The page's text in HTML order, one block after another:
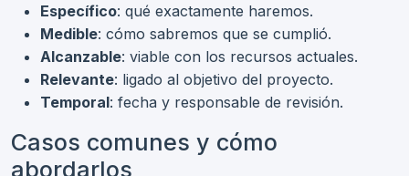
Específico: qué exactamente haremos.
Medible: cómo sabremos que se cumplió.
Alcanzable: viable con los recursos actuales.
Relevante: ligado al objetivo del proyecto.
Temporal: fecha y responsable de revisión.
Casos comunes y cómo
abordarlos